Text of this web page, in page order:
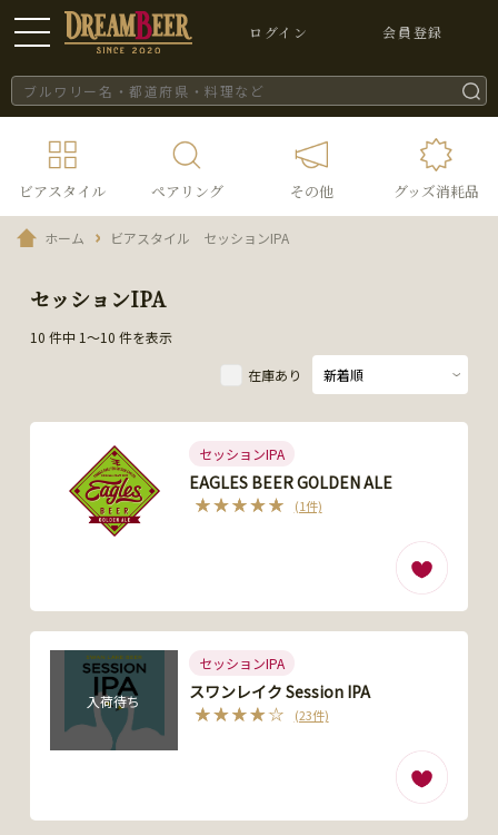
ログイン 会員登録
ビアスタイル ペアリング その他 グッズ消耗品
ホーム ビアスタイル セッションIPA
セッションIPA
在庫あり
10 件中 1～10 件を表示
セッションIPA
EAGLES BEER GOLDEN ALE
(1件)
入荷待ち
セッションIPA
スワンレイク Session IPA
(23件)